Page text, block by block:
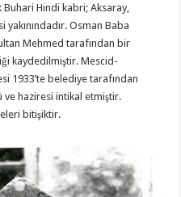
Hindi kabri; Aksaray,
Osman Baba
Mehmed tarafından bir
kaydedilmiştir. Mescid-
1933’te belediye tarafından
ve haziresi intikal etmiştir.
bitişiktir.